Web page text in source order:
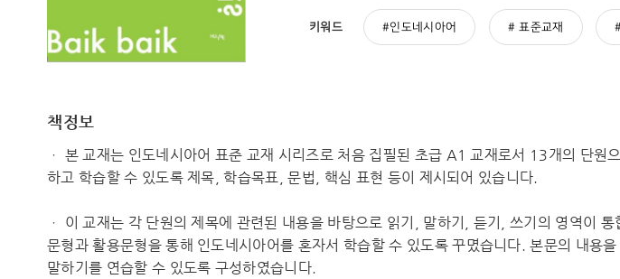
키워드 인도네시아어 표준교재
책정보
ㆍ 본 교재는 인도네시아어 표준 교재 시리즈로 처음 집필된 초급 A1 교재로서 13개의 단
하고 학습할 수 있도록 제목, 학습목표, 문법, 핵심 표현 등이 제시되어 있습니다.
ㆍ 이 교재는 각 단원의 제목에 관련된 내용을 바탕으로 읽기, 말하기, 듣기, 쓰기의 영역이
문형과 활용문형을 통해 인도네시아어를 혼자서 학습할 수 있도록 꾸몄습니다. 본문의 내용
말하기를 연습할 수 있도록 구성하였습니다.